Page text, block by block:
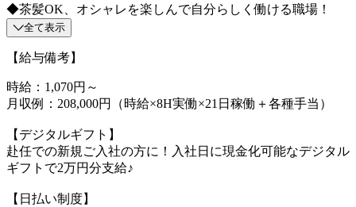
◆茶髪OK、オシャレを楽しんで自分らしく働ける職場！
全て表示
【給与備考】
時給：1,070円～
月収例：208,000円（時給×8H実働×21日稼働＋各種手当）
【デジタルギフト】
赴任での新規ご入社の方に！入社日に現金化可能なデジタル
ギフトで2万円分支給♪
【日払い制度】